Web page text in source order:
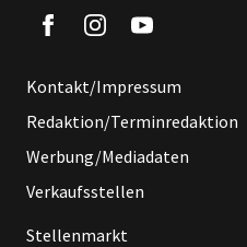
Kontakt/Impressum
Redaktion/Terminredaktion
Werbung/Mediadaten
Verkaufsstellen
Stellenmarkt